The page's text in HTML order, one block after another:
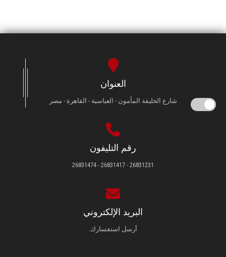
العنوان
شارع الخليفة المأمون - العباسية - القاهرة - مصر
رقم التليفون
26831231 - 26831417 - 26831474
البريد الإلكتروني
أرسل استفسارك.